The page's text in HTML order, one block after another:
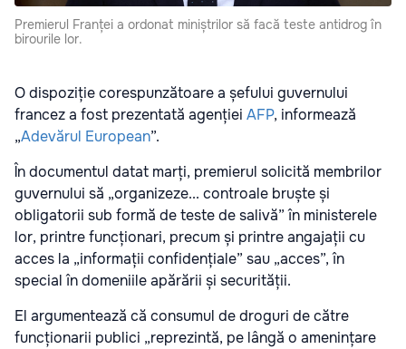
Premierul Franței a ordonat miniștrilor să facă teste antidrog în
birourile lor.
O dispoziție corespunzătoare a șefului guvernului
francez a fost prezentată agenției AFP, informează
„Adevărul European”.
În documentul datat marți, premierul solicită membrilor
guvernului să „organizeze... controale bruște și
obligatorii sub formă de teste de salivă” în ministerele
lor, printre funcționari, precum și printre angajații cu
acces la „informații confidențiale” sau „acces”, în
special în domeniile apărării și securității.
El argumentează că consumul de droguri de către
funcționarii publici „reprezintă, pe lângă o amenințare